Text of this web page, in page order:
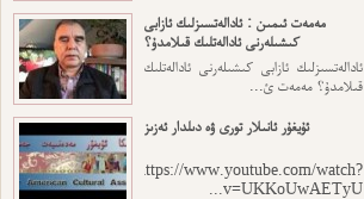
مەمەت ئىمىن : ئادالەتسىزلىك ئازابى
كىشىلەرنى ئادالەتلىك قىلامدۇ؟
ئادالەتسىزلىك ئازابى كىشىلەرنى ئادالەتلىك
قىلامدۇ؟ مەمەت ئ...
ئۇيغۇر ئانىلار تورى ۋە دىلدار ئەزىز
https://www.youtube.com/watch?
v=UKKoUwAETyU...